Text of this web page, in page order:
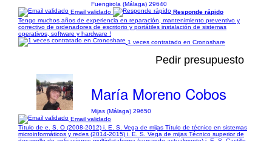
Fuengirola (Málaga) 29640
Email validado
Responde rápido
Tengo muchos años de experiencia en reparación, mantenimiento preventivo y
correctivo de ordenadores de escritorio y portátiles instalación de sistemas
operativos, software y hardware !
1 veces contratado en Cronoshare
Pedir presupuesto
María Moreno Cobos
Mijas (Málaga) 29650
Email validado
Título de e. S. O (2008-2012) i. E. S. Vega de mijas Título de técnico en sistemas
microinformáticos y redes (2014-2015) i. E. S. Vega de mijas Técnico superior de